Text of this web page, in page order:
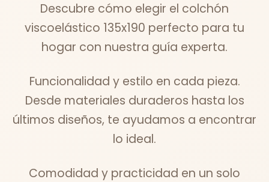
Descubre cómo elegir el colchón
viscoelástico 135x190 perfecto para tu
hogar con nuestra guía experta.
Funcionalidad y estilo en cada pieza.
Desde materiales duraderos hasta los
últimos diseños, te ayudamos a encontrar
lo ideal.
Comodidad y practicidad en un solo